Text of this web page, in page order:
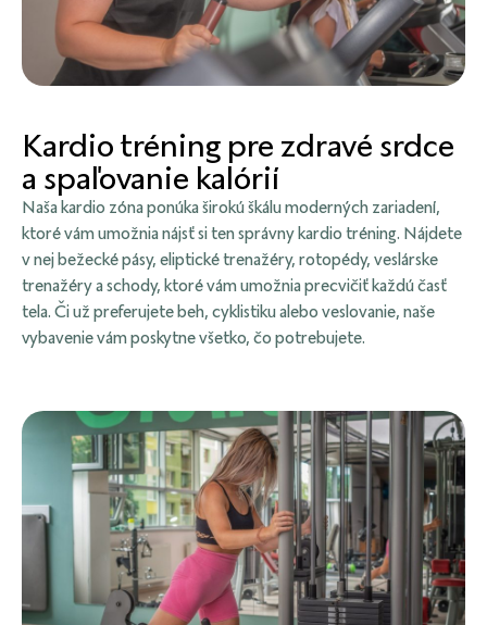
Kardio tréning pre zdravé srdce
a spaľovanie kalórií
Naša kardio zóna ponúka širokú škálu moderných zariadení,
ktoré vám umožnia nájsť si ten správny kardio tréning. Nájdete
v nej bežecké pásy, eliptické trenažéry, rotopédy, veslárske
trenažéry a schody, ktoré vám umožnia precvičiť každú časť
tela. Či už preferujete beh, cyklistiku alebo veslovanie, naše
vybavenie vám poskytne všetko, čo potrebujete.